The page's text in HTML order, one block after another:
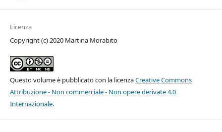
Licenza
Copyright (c) 2020 Martina Morabito
Questo volume è pubblicato con la licenzaCreative Commons
Attribuzione - Non commerciale - Non opere derivate 4.0
Internazionale.